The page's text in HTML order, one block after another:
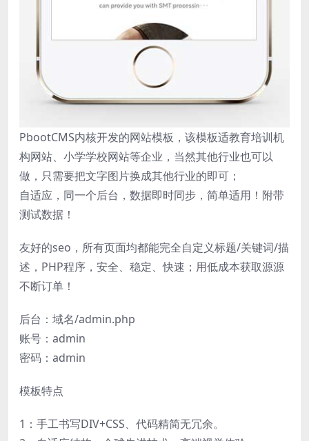
PbootCMS内核开发的网站模板，该模板适教育培训机
构网站、小学学校网站等企业，当然其他行业也可以
做，只需要把文字图片换成其他行业的即可；
自适应，同一个后台，数据即时同步，简单适用！附带
测试数据！
友好的seo，所有页面均都能完全自定义标题/关键词/描
述，PHP程序，安全、稳定、快速；用低成本获取源源
不断订单！
后台：域名/admin.php
账号：admin
密码：admin
模板特点
1：手工书写DIV+CSS、代码精简无冗余。